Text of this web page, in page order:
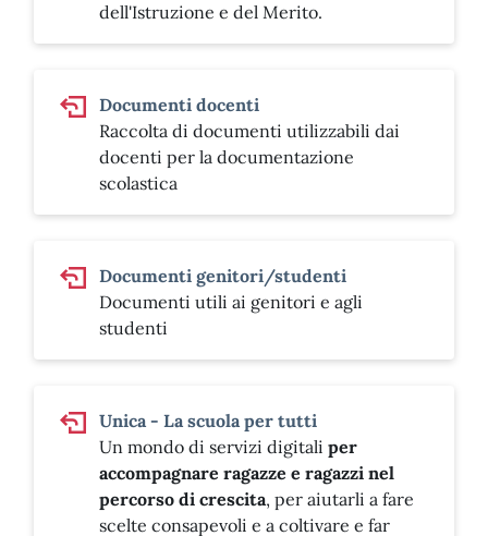
dell'Istruzione e del Merito.
Documenti docenti
Raccolta di documenti utilizzabili dai
docenti per la documentazione
scolastica
Documenti genitori/studenti
Documenti utili ai genitori e agli
studenti
Unica - La scuola per tutti
Un mondo di servizi digitali per
accompagnare ragazze e ragazzi nel
percorso di crescita, per aiutarli a fare
scelte consapevoli e a coltivare e far